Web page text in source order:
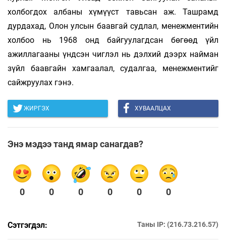
холбогдох албаны хүмүүст тавьсан аж. Ташрамд
дурдахад, Олон улсын баавгай судлал, менежментийн
холбоо нь 1968 онд байгуулагдсан бөгөөд үйл
ажиллагааны үндсэн чиглэл нь дэлхий дээрх найман
зүйл баавгайн хамгаалал, судалгаа, менежментийг
сайжруулах гэнэ.
ЖИРГЭХ ХУВААЛЦАХ
Энэ мэдээ танд ямар санагдав?
0 0 0 0 0 0
Сэтгэгдэл: Таны IP: (216.73.216.57)